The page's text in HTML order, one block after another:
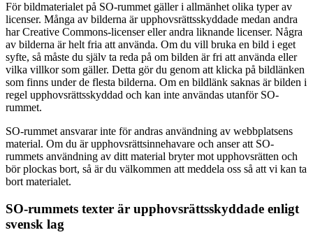
För bildmaterialet på SO-rummet gäller i allmänhet olika typer av
licenser. Många av bilderna är upphovsrättsskyddade medan andra
har Creative Commons-licenser eller andra liknande licenser. Några
av bilderna är helt fria att använda. Om du vill bruka en bild i eget
syfte, så måste du själv ta reda på om bilden är fri att använda eller
vilka villkor som gäller. Detta gör du genom att klicka på bildlänken
som finns under de flesta bilderna. Om en bildlänk saknas är bilden i
regel upphovsrättsskyddad och kan inte användas utanför SO-
rummet.
SO-rummet ansvarar inte för andras användning av webbplatsens
material. Om du är upphovsrättsinnehavare och anser att SO-
rummets användning av ditt material bryter mot upphovsrätten och
bör plockas bort, så är du välkommen att meddela oss så att vi kan ta
bort materialet.
SO-rummets texter är upphovsrättsskyddade enligt
svensk lag